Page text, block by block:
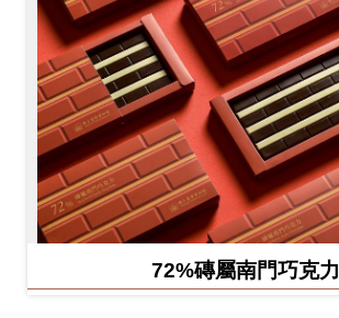
72%磚屬南門巧克力